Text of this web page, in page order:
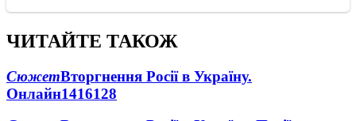
ЧИТАЙТЕ ТАКОЖ
СюжетВторгнення Росії в Україну.
Онлайн1416128